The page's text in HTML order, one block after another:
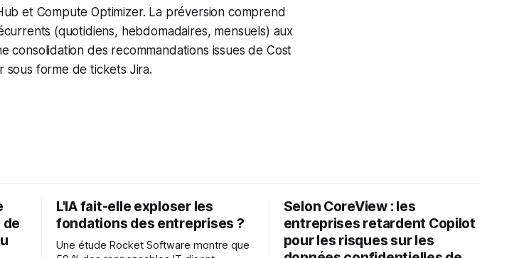
et Compute Optimizer. La préversion comprend
(quotidiens, hebdomadaires, mensuels) aux
consolidation des recommandations issues de Cost
sous forme de tickets Jira.
de
L'IA fait-elle exploser les
fondations des entreprises ?
Une étude Rocket Software montre que
Selon CoreView : les
entreprises retardent Copilot
pour les risques sur les